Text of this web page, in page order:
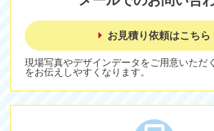
お見積り依頼はこちら
現場写真やデザインデータをご用意いただ
をお伝えしやすくなります。